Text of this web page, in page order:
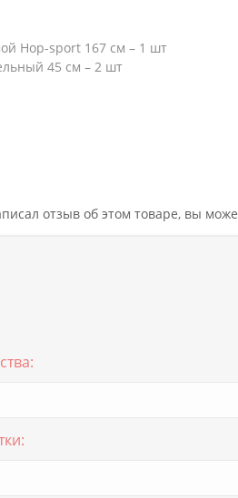
Hop-sport 167 см – 1 шт
45 см – 2 шт
отзыв об этом товаре, вы